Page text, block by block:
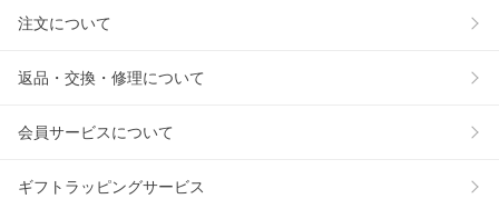
注文について
返品・交換・修理について
会員サービスについて
ギフトラッピングサービス